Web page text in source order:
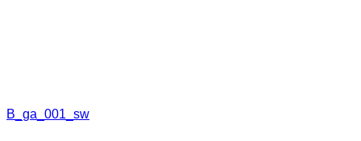
B_ga_001_sw